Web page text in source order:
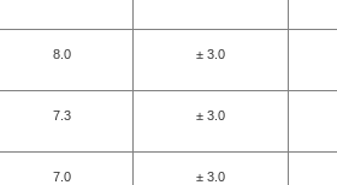
8.0 ± 3.0
7.3 ± 3.0
7.0 ± 3.0